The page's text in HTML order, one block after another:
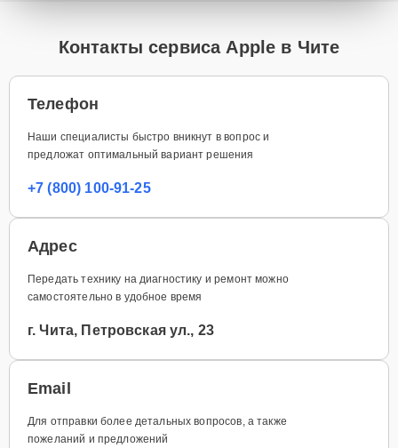
Контакты сервиса Apple в Чите
Телефон
Наши специалисты быстро вникнут в вопрос и
предложат оптимальный вариант решения
+7 (800) 100-91-25
Адрес
Передать технику на диагностику и ремонт можно
самостоятельно в удобное время
г. Чита, Петровская ул., 23
Email
Для отправки более детальных вопросов, а также
пожеланий и предложений